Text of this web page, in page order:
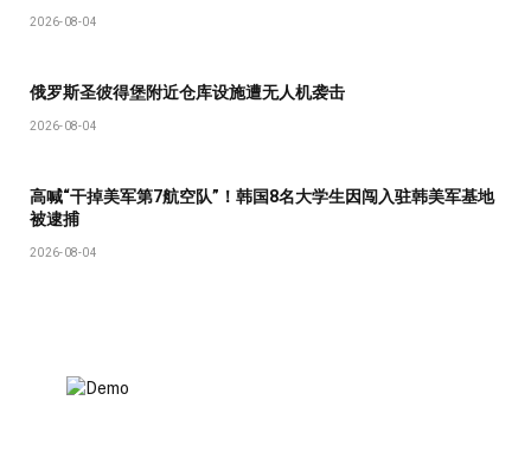
2026-08-04
俄罗斯圣彼得堡附近仓库设施遭无人机袭击
2026-08-04
高喊“干掉美军第7航空队”！韩国8名大学生因闯入驻韩美军基地
被逮捕
2026-08-04